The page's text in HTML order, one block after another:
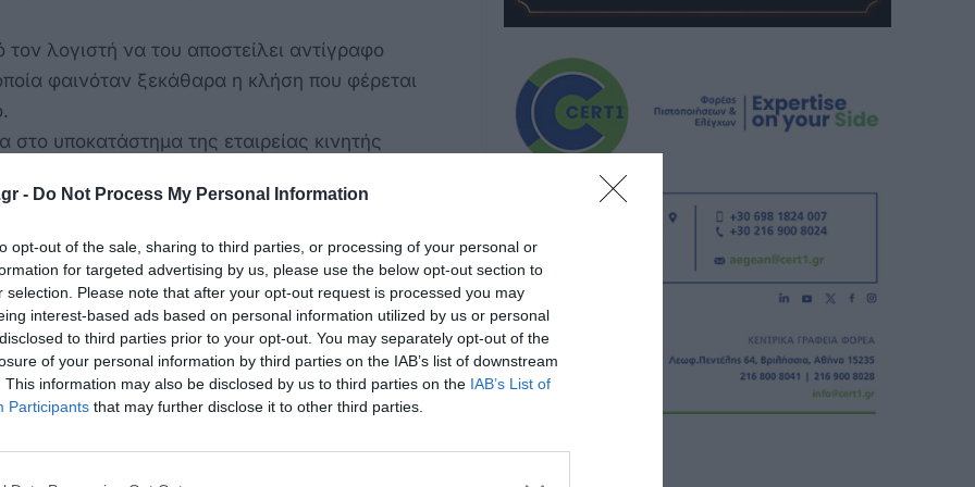
- Do Not Process My Personal Information
opt-out of the sale, sharing to third parties, or processing of your personal or
for targeted advertising by us, please use the below opt-out section to
selection. Please note that after your opt-out request is processed you may
interest-based ads based on personal information utilized by us or personal
to third parties prior to your opt-out. You may separately opt-out of the
of your personal information by third parties on the IAB’s list of downstream
This information may also be disclosed by us to third parties on the IAB’s List of
Participants that may further disclose it to other third parties.
λογιστή να του αποστείλει αντίγραφο
φαινόταν ξεκάθαρα η κλήση που φέρεται
υποκατάστημα της εταιρείας κινητής
τους υπευθύνους πως
με το Τμήμα Ασφαλείας Πελατών της
της τράπεζας «Alpha Bank»,
του δεδομένα, καθώς ο ίδιος
συναλλαγές και τραπεζικές
του απέτρεψε πιθανή οικονομική ζημία ή
πληροφοριών.
η επιβεβαίωση της αλλοίωσης
από την εταιρεία κινητής τηλεφωνίας,